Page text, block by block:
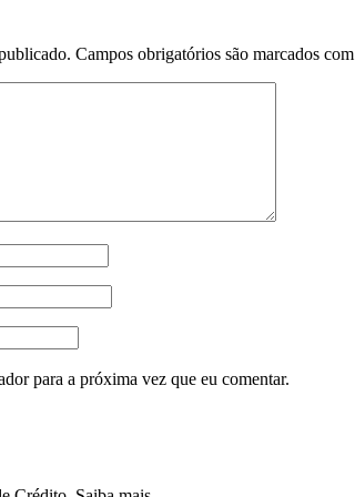
Campos obrigatórios são marcados com
para a próxima vez que eu comentar.